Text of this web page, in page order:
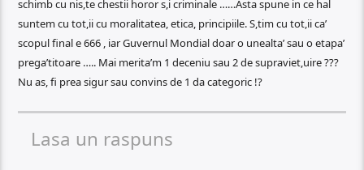
schimb cu nis,te chestii horor s,i criminale ……Asta spune in ce hal
suntem cu tot,ii cu moralitatea, etica, principiile. S,tim cu tot,ii ca’
scopul final e 666 , iar Guvernul Mondial doar o unealta’ sau o etapa’
prega’titoare ….. Mai merita’m 1 deceniu sau 2 de supraviet,uire ???
Nu as, fi prea sigur sau convins de 1 da categoric !?
Lasa un raspuns